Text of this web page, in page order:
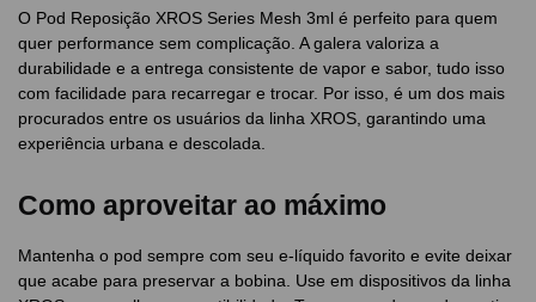
O Pod Reposição XROS Series Mesh 3ml é perfeito para quem
quer performance sem complicação. A galera valoriza a
durabilidade e a entrega consistente de vapor e sabor, tudo isso
com facilidade para recarregar e trocar. Por isso, é um dos mais
procurados entre os usuários da linha XROS, garantindo uma
experiência urbana e descolada.
Como aproveitar ao máximo
Mantenha o pod sempre com seu e-líquido favorito e evite deixar
que acabe para preservar a bobina. Use em dispositivos da linha